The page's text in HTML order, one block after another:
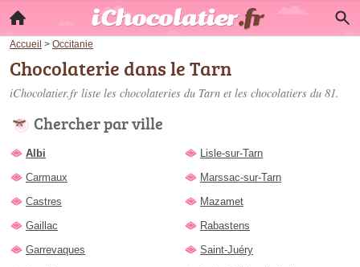
Accueil > Occitanie
Chocolaterie dans le Tarn
iChocolatier.fr liste les chocolateries du Tarn et les chocolatiers du 81.
Chercher par ville
Albi
Carmaux
Castres
Gaillac
Garrevaques
Lisle-sur-Tarn
Marssac-sur-Tarn
Mazamet
Rabastens
Saint-Juéry